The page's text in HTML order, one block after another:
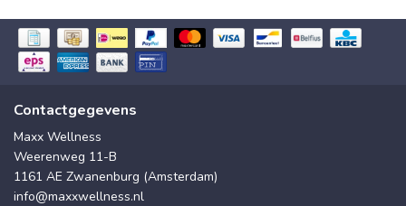
Contactgegevens
Maxx Wellness
Weerenweg 11-B
1161 AE Zwanenburg (Amsterdam)
info@maxxwellness.nl